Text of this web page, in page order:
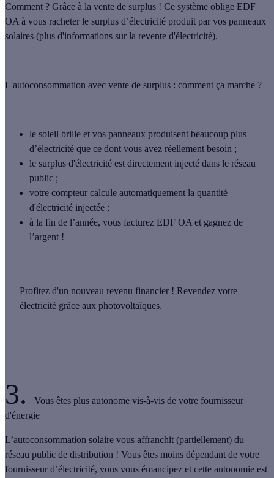
Comment ? Grâce à la vente de surplus ! Ce système oblige EDF
OA à vous racheter le surplus d’électricité produit par vos panneaux
solaires (plus d'informations sur la revente d'électricité).
L'autoconsommation avec vente de surplus : comment ça marche ?
le soleil brille et vos panneaux produisent beaucoup plus
d’électricité que ce dont vous avez réellement besoin ;
le surplus d'électricité est directement injecté dans le réseau
public ;
votre compteur calcule automatiquement la quantité
d'électricité injectée ;
à la fin de l’année, vous facturez EDF OA et gagnez de
l’argent !
Profitez d'un nouveau revenu financier ! Revendez votre
électricité grâce aux photovoltaïques.
3.
Vous êtes plus autonome vis-à-vis de votre fournisseur
d'énergie
L’autoconsommation solaire vous affranchit (partiellement) du
réseau public de distribution ! Vous êtes moins dépendant de votre
fournisseur d’électricité, vous vous émancipez et cette autonomie est